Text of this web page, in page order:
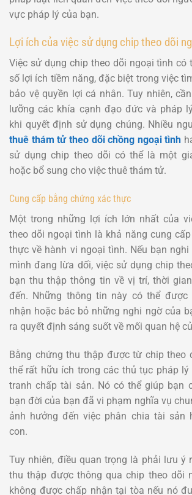
vực pháp lý của bạn.
Lợi ích của việc sử dụng chip theo dõi
Việc sử dụng chip theo dõi ngoại tình có
số lợi ích tiềm năng, đặc biệt trong việc
bảo vệ quyền lợi cá nhân. Tuy nhiên,
lưỡng các khía cạnh đạo đức và pháp
khi quyết định sử dụng chúng. Nhiều
thuê thám tử theo dõi chồng ngoại tình
sử dụng chip theo dõi có thể là một
hoặc bổ sung cho việc thuê thám tử.
Cung cấp bằng chứng xác thực
Một trong những lợi ích lớn nhất của
theo dõi ngoại tình là khả năng cung
thực về hành vi ngoại tình. Nếu bạn
mình đang lừa dối, việc sử dụng chip
bạn thu thập thông tin về vị trí, thời
đến. Những thông tin này có thể
nhận hoặc bác bỏ những nghi ngờ của
ra quyết định sáng suốt về mối quan hệ
Bằng chứng thu thập được từ chip theo
thể rất hữu ích trong các thủ tục pháp
tranh chấp tài sản. Nó có thể giúp bạn
bạn đời của bạn đã vi phạm nghĩa vụ
ảnh hưởng đến việc phân chia tài sản
con.
Tuy nhiên, điều quan trọng là phải lưu ý
thu thập được thông qua chip theo dõi
không được chấp nhận tại tòa nếu nó